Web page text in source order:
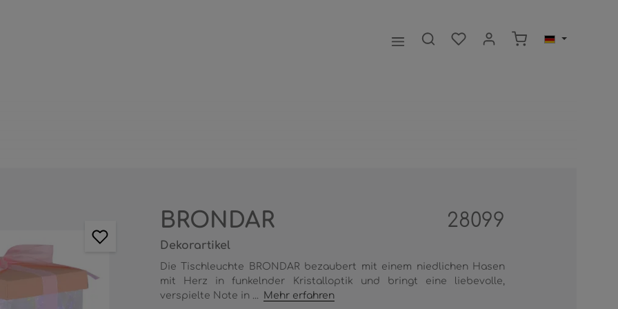
BRONDAR 28099
Dekorartikel
Die Tischleuchte BRONDAR bezaubert mit einem niedlichen Hasen
mit Herz in funkelnder Kristalloptik und bringt eine liebevolle,
verspielte Note in ...
Mehr erfahren